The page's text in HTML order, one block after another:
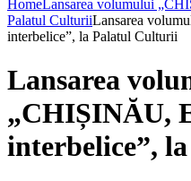
HomeLansarea volumului
Palatul CulturiiLansarea
interbelice”, la Palatul Culturii
Lansarea
„CHIȘINĂU,
interbelice”,